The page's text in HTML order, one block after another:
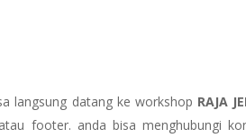
langsung datang ke workshop RAJA
footer. anda bisa menghubungi